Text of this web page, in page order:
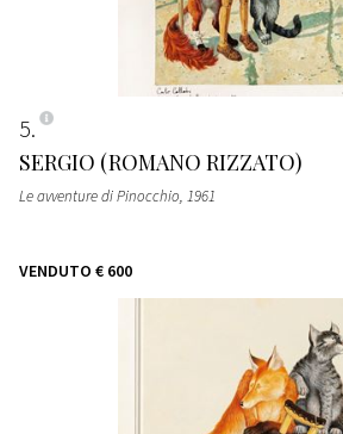
5
SERGIO (ROMANO RIZZATO)
Le avventure di Pinocchio, 1961
VENDUTO € 600